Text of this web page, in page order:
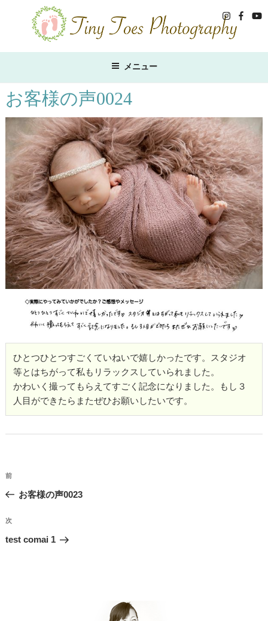
ン
ス
キ
ッ
メニュー
お客様の声0024
ひとつひとつすごくていねいで嬉しかったです。スタジオ
等とはちがって私もリラックスしていられました。
かわいく撮ってもらえてすごく記念になりました。もし３
人目ができたらまたぜひお願いしたいです。
投
稿
ビ
ゲ
過
去
投
稿
前
お客様の声0023
次
の
次
test comai 1